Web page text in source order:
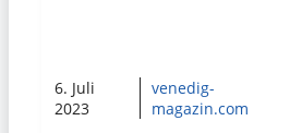
6. Juli
2023
venedig-
magazin.com